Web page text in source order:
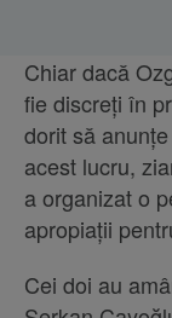
Chiar dacă
fie discreți în
dorit să
acest lucru,
a organizat o
apropiații
Cei doi au